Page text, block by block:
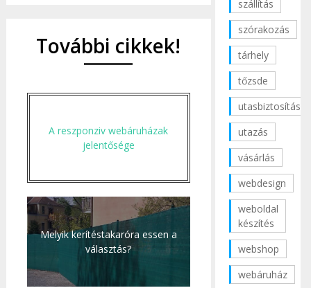
További cikkek!
A reszponziv webáruházak
jelentősége
Melyik kerítéstakaróra essen a
választás?
szállítás
szórakozás
tárhely
tőzsde
utasbiztosítás
utazás
vásárlás
webdesign
weboldal
készítés
webshop
webáruház